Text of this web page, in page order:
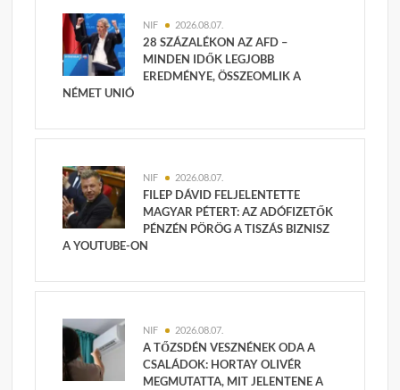
NIF 2026.08.07.
28 SZÁZALÉKON AZ AFD –
MINDEN IDŐK LEGJOBB
EREDMÉNYE, ÖSSZEOMLIK A
NÉMET UNIÓ
NIF 2026.08.07.
FILEP DÁVID FELJELENTETTE
MAGYAR PÉTERT: AZ ADÓFIZETŐK
PÉNZÉN PÖRÖG A TISZÁS BIZNISZ
A YOUTUBE-ON
NIF 2026.08.07.
A TŐZSDÉN VESZNÉNEK ODA A
CSALÁDOK: HORTAY OLIVÉR
MEGMUTATTA, MIT JELENTENE A